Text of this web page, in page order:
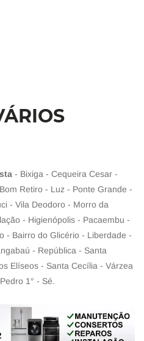
- Bixiga - Cequeira Cesar -
Retiro - Luz - Ponte Grande -
- Vila Deodoro - Morro da
- Higienópolis - Pacaembu -
- Bairro do Glicério - Liberdade -
- República - Santa
Elíseos - Santa Cecília - Várzea
1° - Sé.